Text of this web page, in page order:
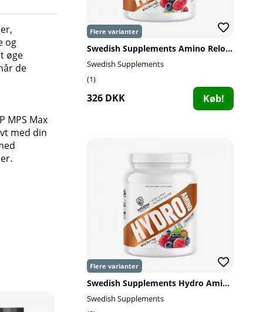
Swedish Supplements Amino Reload, 1 kg
Swedish Supplements
1
326 DKK Køb!
Swedish Supplements Hydro Amino, 775 g
Swedish Supplements
og
øge
de
MPS Max
med din
______________________________________
Antal portioner pr. emballage:
Anbefalet dosis:Under kost, drik 1-2
træningspasset. Under opbygningsfasen, når
opbygge muskelmasse, drik 2-3 portioner
træningspasset. Bland med mindst 750-1000